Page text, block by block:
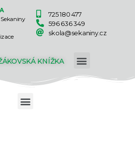
725 180 477
596 636 349
skola@sekaniny.cz
KNÍŽKA